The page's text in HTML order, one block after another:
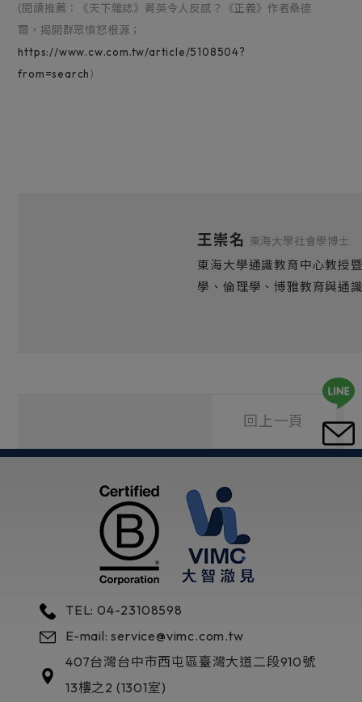
(閱讀推薦：《天下雜誌》菁英令人反感？《正義》作者桑德
爾，揭開群眾憤怒根源；
https://www.cw.com.tw/article/5108504?
from=search)
王崇名 東海大學社會學博士
東海大學通識教育中心教授
學、倫理學、博雅教育與通
回上一頁
TEL: 04-23108598
E-mail: service@vimc.com.tw
407台灣台中市西屯區臺灣大道二段910號
13樓之2 (1301室)